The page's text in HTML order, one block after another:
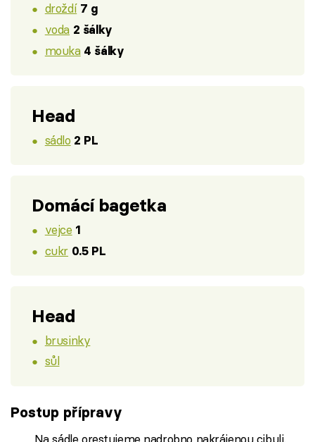
droždí 7 g
voda 2 šálky
mouka 4 šálky
Head
sádlo 2 PL
Domácí bagetka
vejce 1
cukr 0.5 PL
Head
brusinky
sůl
Postup přípravy
Na sádle orestujeme nadrobno nakrájenou cibuli,